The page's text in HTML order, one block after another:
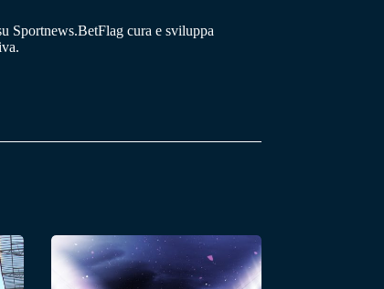
Sportnews.BetFlag cura e sviluppa